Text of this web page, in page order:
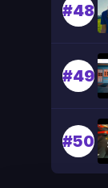
#48
#49
#50